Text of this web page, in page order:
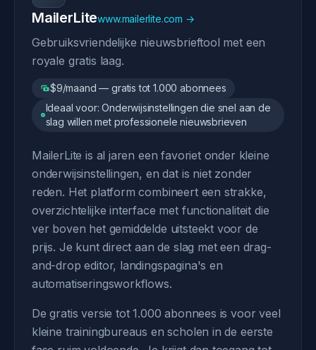
MailerLitewww.mailerlite.com →
Gebruiksvriendelijke nieuwsbrieftool met een
royale gratis laag.
$9/maand — gratis tot 1.000 abonnees
Ideaal voor: Onderwijsinstellingen die snel aan de
slag willen met professionele nieuwsbrieven
MailerLite is al jaren een favoriet onder kleine
onderwijsinstellingen, en dat is niet zonder
reden. Het platform combineert een strakke,
overzichtelijke interface met functionaliteit die
ver boven het gemiddelde uitsteekt voor de
prijs. Je kunt direct aan de slag met een drag-
and-drop editor, landingspagina's en
automatiseringsworkflows.
De gratis versie tot 1.000 abonnees is voor veel
kleine trainingbureaus en scholen in de eerste